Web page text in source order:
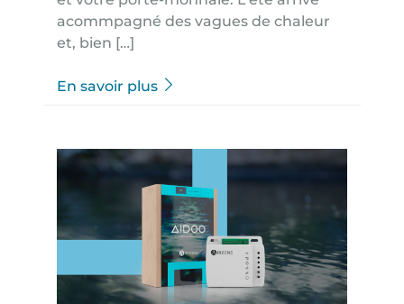
acommpagné des vagues de chaleur
et, bien […]
En savoir plus